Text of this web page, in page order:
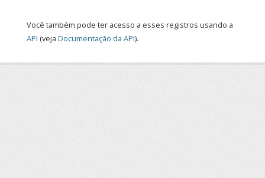
Você também pode ter acesso a esses registros usando a
API (veja Documentação da API).